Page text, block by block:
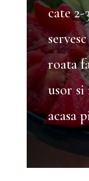
cate 2-
roata
usor si
acasa